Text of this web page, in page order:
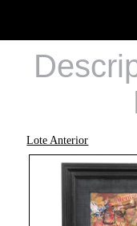
Lote Anterior